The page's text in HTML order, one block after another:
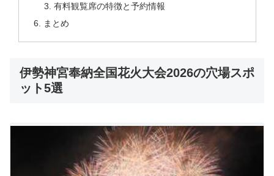
有料観覧席の特徴と予約情報
まとめ
伊勢神宮奉納全国花火大会2026の穴場スポ
ット5選